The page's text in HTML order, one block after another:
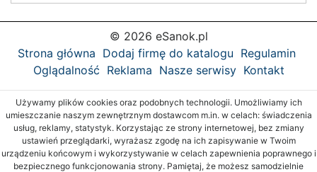
© 2026 eSanok.pl
Strona główna Dodaj firmę do katalogu Regulamin
Oglądalność Reklama Nasze serwisy Kontakt
Używamy plików cookies oraz podobnych technologii. Umożliwiamy ich
umieszczanie naszym zewnętrznym dostawcom m.in. w celach: świadczenia
usług, reklamy, statystyk. Korzystając ze strony internetowej, bez zmiany
ustawień przeglądarki, wyrażasz zgodę na ich zapisywanie w Twoim
urządzeniu końcowym i wykorzystywanie w celach zapewnienia poprawnego i
bezpiecznego funkcjonowania strony. Pamiętaj, że możesz samodzielnie